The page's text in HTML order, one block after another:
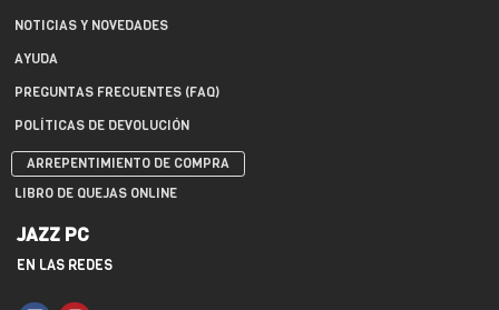
NOTICIAS Y NOVEDADES
AYUDA
PREGUNTAS FRECUENTES (FAQ)
POLÍTICAS DE DEVOLUCIÓN
ARREPENTIMIENTO DE COMPRA
LIBRO DE QUEJAS ONLINE
JAZZ PC
EN LAS REDES